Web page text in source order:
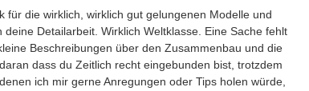
für die wirklich, wirklich gut gelungenen Modelle und
Detailarbeit. Wirklich Weltklasse. Eine Sache fehlt
Beschreibungen über den Zusammenbau und die
dass du Zeitlich recht eingebunden bist, trotzdem
ich mir gerne Anregungen oder Tips holen würde,